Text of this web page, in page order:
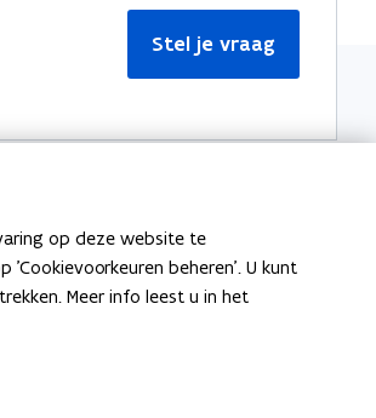
Stel je vraag
informatie
Team Taaladvies
op deze website te
'Cookievoorkeuren beheren'. U kunt
Meer info leest u in het